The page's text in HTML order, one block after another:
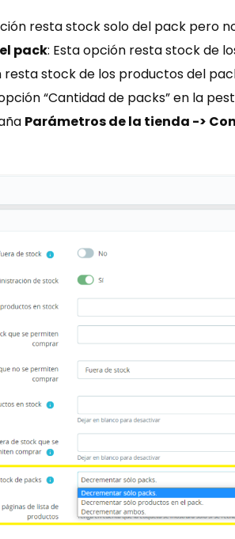
resta stock solo del pack pero
pack: Esta opción resta stock de
resta stock de los productos del
“Cantidad de packs” en la
Parámetros de la tienda ->